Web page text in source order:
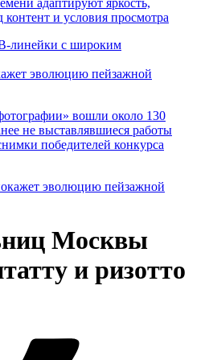
адаптируют яркость,
контент и условия просмотра
эволюцию пейзажной
вошли около 130
не выставлявшиеся работы
победителей конкурса
Москвы
и ризотто